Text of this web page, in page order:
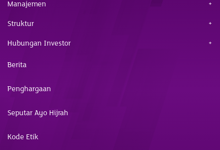
Manajemen
Struktur
Hubungan Investor
Berita
Penghargaan
Seputar Ayo Hijrah
Kode Etik